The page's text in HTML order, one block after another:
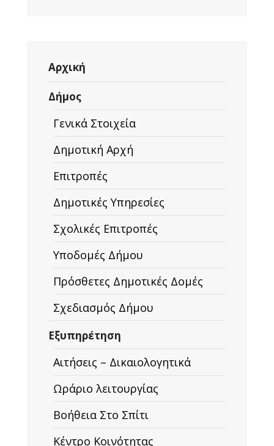
Αρχική
Δήμος
Γενικά Στοιχεία
Δημοτική Αρχή
Επιτροπές
Δημοτικές Υπηρεσίες
Σχολικές Επιτροπές
Υποδομές Δήμου
Πρόσθετες Δημοτικές Δομές
Σχεδιασμός Δήμου
Εξυπηρέτηση
Αιτήσεις – Δικαιολογητικά
Ωράριο λειτουργίας
Βοήθεια Στο Σπίτι
Κέντρο Κοινότητας